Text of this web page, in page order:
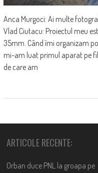
Anca Murgoci: Ai multe
Vlad Ciutacu: Proiectul meu
35mm. Când îmi organizam
mi-am luat primul aparat pe
de care am
ARTICOLE RECENTE:
Orban duce PNL la groapa pe